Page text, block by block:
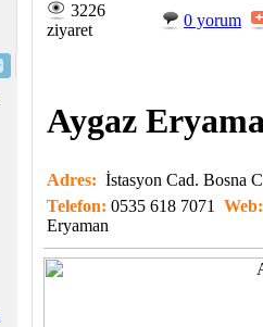
3226
ziyaret
0 yorum
Aygaz
Adres: İstasyon Cad. Bosna
Telefon: 0535 618 7071
Eryaman